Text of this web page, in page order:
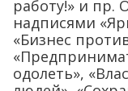
работу!» и пр.
надписями
«Бизнес
одолеть»,